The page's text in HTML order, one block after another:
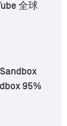
全球
95%